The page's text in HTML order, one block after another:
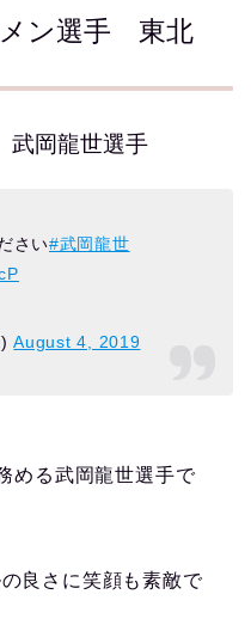
メン選手 東北
武岡龍世選手
さい#武岡龍世
August 4, 2019
める武岡龍世選手で
良さに笑顔も素敵で